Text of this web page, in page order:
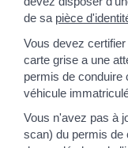
de sa pièce
Vous devez
carte grise a une
permis de conduire
véhicule
Vous n'avez pas à
scan) du permis de